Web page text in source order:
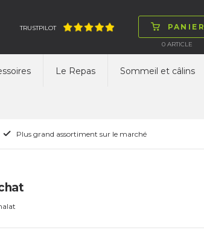
PANIER
0 ARTICLE
TRUSTPILOT
Le Repas Sommeil et câlins
Plus grand assortiment sur le marché